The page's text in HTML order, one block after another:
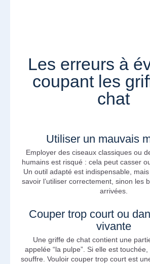
Les erreurs à
coupant les
chat
Utiliser un mauvais
Employer des ciseaux classiques ou
humains est risqué : cela peut casser
Un outil adapté est indispensable,
savoir l’utiliser correctement, sinon les
arrivées.
Couper trop court ou
vivante
Une griffe de chat contient une
appelée “la pulpe”. Si elle est
souffre. Vouloir couper trop court est